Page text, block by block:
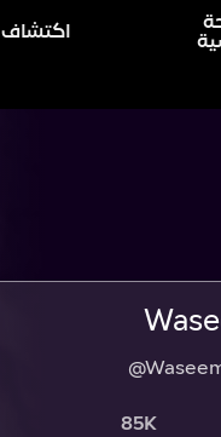
اكتشاف
85K